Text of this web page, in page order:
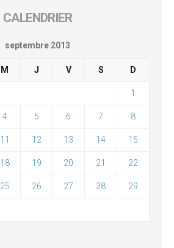
CALENDRIER
septembre 2013
M J V S D
1
4 5 6 7 8
11 12 13 14 15
18 19 20 21 22
25 26 27 28 29